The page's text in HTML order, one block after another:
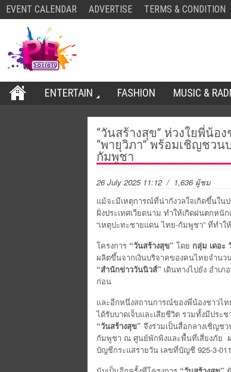
EVENT CALENDAR ADVERTISE TERMS & CONDITION
ENTERTAIN FASHION MUSIC &
“วันสร้างสุข” ห่วงใยพี่น้
“พายุวิภา” พร้อมเชิญชว
กัมพูชา
26 July 2025 11:12/ 1,636 ผู้ชม
แม้จะมีเหตุการณ์ที่น่ากังวลใจเกิดขึ้นใน
ฝั่งประเทศเวียดนาม ทำให้เกิดฝนตกห
“เหตุปะทะชายแดน ไทย-กัมพูชา” ที่ทำ
โครงการ “วันสร้างสุข” โดย กลุ่ม เดอะ
ผลิตขึ้นจากเงินบริจาคของคนไทยจำน
“สำนักข่าววันนิวส์” เดินทางไปยัง อำเ
ก่อน
และอีกหนึ่งสถานการณ์ของพี่น้องชาวไ
ได้รับบาดเจ็บและเสียชีวิต รวมทั้งมีปร
“วันสร้างสุข” จึงร่วมเป็นสื่อกลางเชิญช
กัมพูชา ณ ศูนย์พักพิงและพื้นที่เสี่ยงภัย
บัญชีกระแสรายวัน เลขที่บัญชี 925-3-